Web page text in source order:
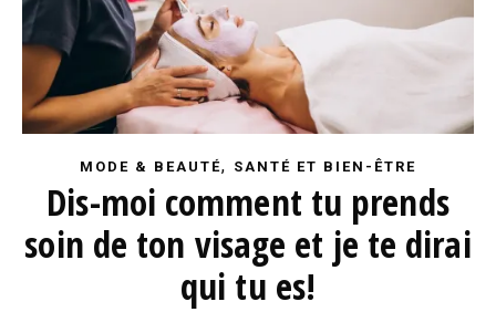
MODE & BEAUTÉ, SANTÉ ET BIEN-ÊTRE
Dis-moi comment tu prends
soin de ton visage et je te dirai
qui tu es!